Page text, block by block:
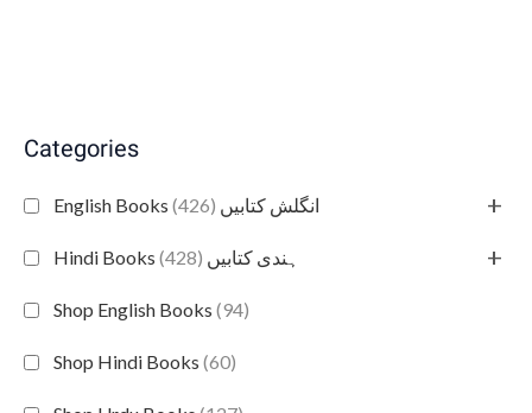
Categories
English Books انگلش کتابیں (426) +
Hindi Books ہندی کتابیں (428) +
Shop English Books (94)
Shop Hindi Books (60)